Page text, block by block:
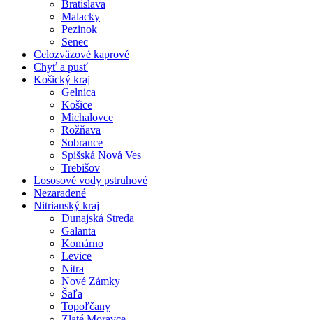
Bratislava
Malacky
Pezinok
Senec
Celozväzové kaprové
Chyť a pusť
Košický kraj
Gelnica
Košice
Michalovce
Rožňava
Sobrance
Spišská Nová Ves
Trebišov
Lososové vody pstruhové
Nezaradené
Nitrianský kraj
Dunajská Streda
Galanta
Komárno
Levice
Nitra
Nové Zámky
Šaľa
Topoľčany